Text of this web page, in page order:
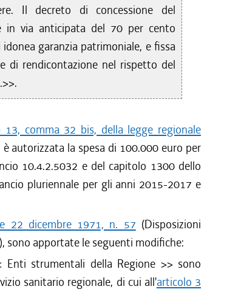
Il decreto di concessione del
in via anticipata del 70 per cento
garanzia patrimoniale, e fissa
di rendicontazione nel rispetto del
.>>.
13, comma 32 bis, della legge regionale
autorizzata la spesa di 100.000 euro per
10.4.2.5032 e del capitolo 1300 dello
pluriennale per gli anni 2015-2017 e
22 dicembre 1971, n. 57 (Disposizioni
sono apportate le seguenti modifiche:
Enti strumentali della Regione >> sono
sanitario regionale, di cui all'articolo 3